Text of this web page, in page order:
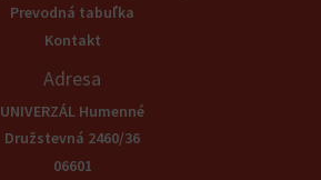
Prevodná tabuľka
Kontakt
Adresa
UNIVERZÁL Humenné
Družstevná 2460/36
06601